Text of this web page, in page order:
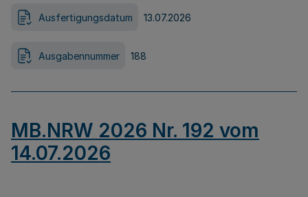
Ausfertigungsdatum 13.07.2026
Ausgabennummer 188
MB.NRW 2026 Nr. 192 vom
14.07.2026